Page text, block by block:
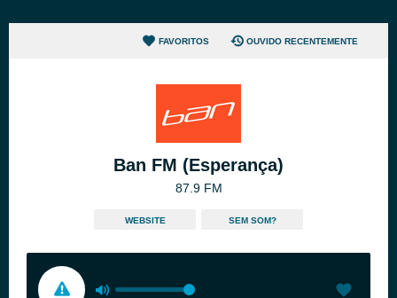
FAVORITOS OUVIDO RECENTEMENTE
Ban FM (Esperança)
87.9 FM
WEBSITE SEM SOM?